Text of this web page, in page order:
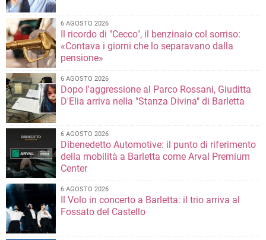
6 AGOSTO 2026
Il ricordo di "Cecco", il benzinaio col sorriso:
«Contava i giorni che lo separavano dalla
pensione»
6 AGOSTO 2026
Dopo l'aggressione al Parco Rossani, Giuditta
D'Elia arriva nella "Stanza Divina" di Barletta
6 AGOSTO 2026
Dibenedetto Automotive: il punto di riferimento
della mobilità a Barletta come Arval Premium
Center
6 AGOSTO 2026
Il Volo in concerto a Barletta: il trio arriva al
Fossato del Castello